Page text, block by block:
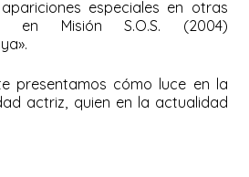
especiales en otras
en Misión S.O.S. (2004)
presentamos cómo luce en la
actriz, quien en la actualidad